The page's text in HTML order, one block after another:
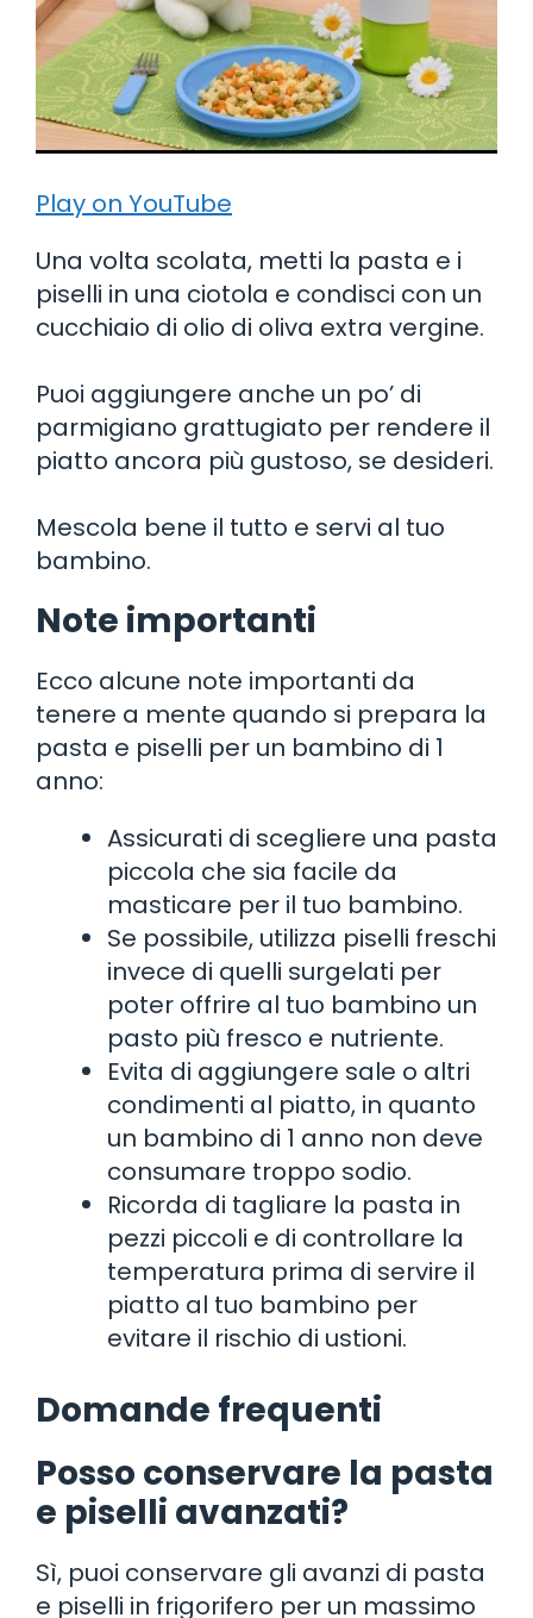
Play on YouTube
Una volta scolata, metti la pasta e i
piselli in una ciotola e condisci con un
cucchiaio di olio di oliva extra vergine.
Puoi aggiungere anche un po’ di
parmigiano grattugiato per rendere il
piatto ancora più gustoso, se desideri.
Mescola bene il tutto e servi al tuo
bambino.
Note importanti
Ecco alcune note importanti da
tenere a mente quando si prepara la
pasta e piselli per un bambino di 1
anno:
Assicurati di scegliere una pasta
piccola che sia facile da
masticare per il tuo bambino.
Se possibile, utilizza piselli freschi
invece di quelli surgelati per
poter offrire al tuo bambino un
pasto più fresco e nutriente.
Evita di aggiungere sale o altri
condimenti al piatto, in quanto
un bambino di 1 anno non deve
consumare troppo sodio.
Ricorda di tagliare la pasta in
pezzi piccoli e di controllare la
temperatura prima di servire il
piatto al tuo bambino per
evitare il rischio di ustioni.
Domande frequenti
Posso conservare la pasta
e piselli avanzati?
Sì, puoi conservare gli avanzi di pasta
e piselli in frigorifero per un massimo